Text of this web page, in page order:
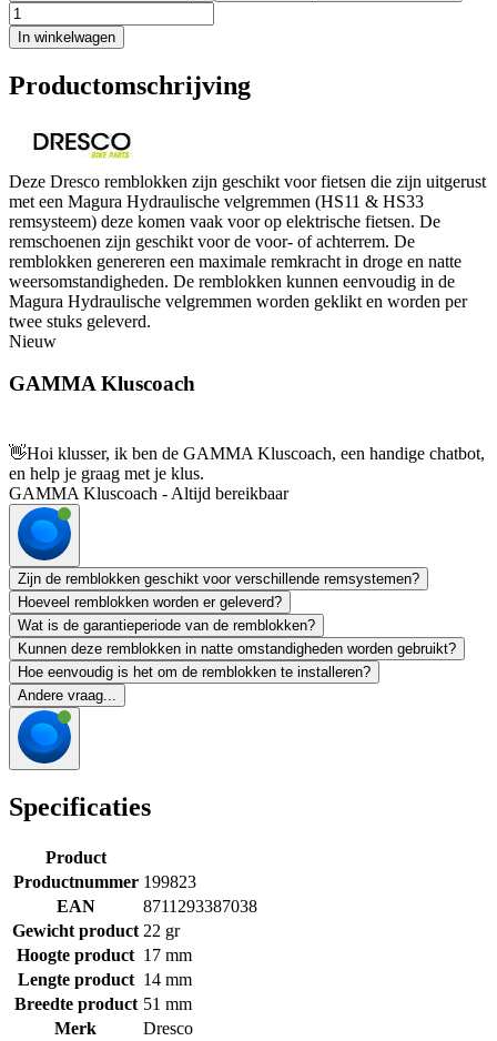
In winkelwagen
Productomschrijving
Deze Dresco remblokken zijn geschikt voor fietsen die zijn uitgerust
met een Magura Hydraulische velgremmen (HS11 & HS33
remsysteem) deze komen vaak voor op elektrische fietsen. De
remschoenen zijn geschikt voor de voor- of achterrem. De
remblokken genereren een maximale remkracht in droge en natte
weersomstandigheden. De remblokken kunnen eenvoudig in de
Magura Hydraulische velgremmen worden geklikt en worden per
twee stuks geleverd.
Nieuw
GAMMA Kluscoach
👋Hoi klusser, ik ben de GAMMA Kluscoach, een handige chatbot,
en help je graag met je klus.
GAMMA Kluscoach - Altijd bereikbaar
Zijn de remblokken geschikt voor verschillende remsystemen?
Hoeveel remblokken worden er geleverd?
Wat is de garantieperiode van de remblokken?
Kunnen deze remblokken in natte omstandigheden worden gebruikt?
Hoe eenvoudig is het om de remblokken te installeren?
Andere vraag...
Specificaties
Product
Productnummer 199823
EAN
8711293387038
Gewicht product 22 gr
Hoogte product 17 mm
Lengte product 14 mm
Breedte product 51 mm
Merk
Dresco